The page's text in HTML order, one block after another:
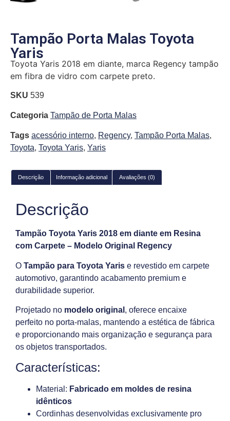
Tampão Porta Malas Toyota
Yaris
Toyota Yaris 2018 em diante, marca Regency tampão
em fibra de vidro com carpete preto.
SKU 539
Categoria Tampão de Porta Malas
Tags acessório interno, Regency, Tampão Porta Malas,
Toyota, Toyota Yaris, Yaris
Descrição Informação adicional Avaliações (0)
Descrição
Tampão Toyota Yaris 2018 em diante em Resina
com Carpete – Modelo Original Regency
O Tampão para Toyota Yaris e revestido em carpete
automotivo, garantindo acabamento premium e
durabilidade superior.
Projetado no modelo original , oferece encaixe
perfeito no porta-malas, mantendo a estética de fábrica
e proporcionando mais organização e segurança para
os objetos transportados.
Características:
Material: Fabricado em moldes de resina
idênticos
Cordinhas desenvolvidas exclusivamente pro